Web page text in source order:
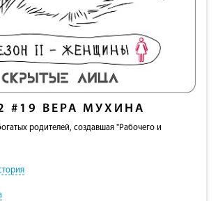
#19 ВЕРА МУХИНА
родителей, создавшая "Рабочего и